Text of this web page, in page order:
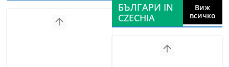
БЪЛГАРИ IN
CZECHIA
Виж
всичко